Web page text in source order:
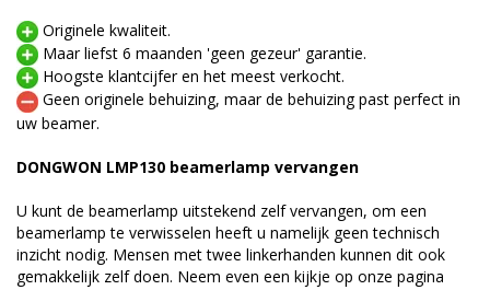
Originele kwaliteit.
Maar liefst 6 maanden 'geen gezeur' garantie.
Hoogste klantcijfer en het meest verkocht.
Geen originele behuizing, maar de behuizing past perfect in
uw beamer.
DONGWON LMP130 beamerlamp vervangen
U kunt de beamerlamp uitstekend zelf vervangen, om een
beamerlamp te verwisselen heeft u namelijk geen technisch
inzicht nodig. Mensen met twee linkerhanden kunnen dit ook
gemakkelijk zelf doen. Neem even een kijkje op onze pagina